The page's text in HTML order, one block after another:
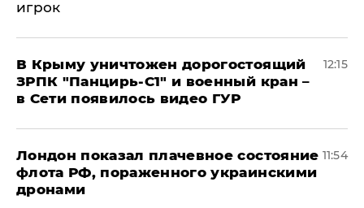
игрок
В Крыму уничтожен дорогостоящий
ЗРПК "Панцирь-С1" и военный кран –
в Сети появилось видео ГУР
12:15
Лондон показал плачевное состояние
флота РФ, пораженного украинскими
дронами
11:54